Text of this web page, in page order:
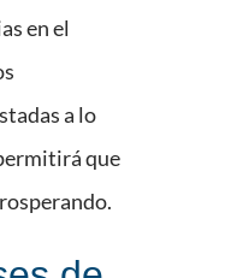
en el
a lo
que